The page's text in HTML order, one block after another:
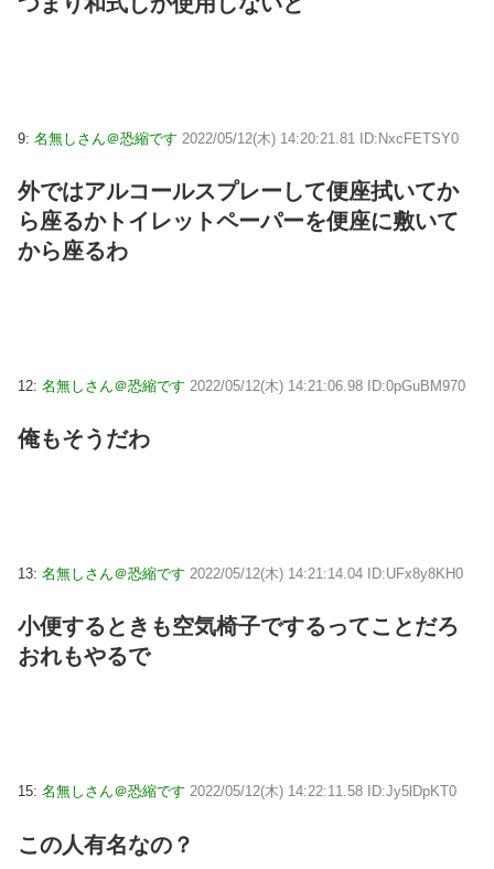
9: 名無しさん＠恐縮です 2022/05/12(木) 14:20:21.81 ID:NxcFETSY0
外ではアルコールスプレーして便座拭いてか
ら座るかトイレットペーパーを便座に敷いて
から座るわ
12: 名無しさん＠恐縮です 2022/05/12(木) 14:21:06.98 ID:0pGuBM970
俺もそうだわ
13: 名無しさん＠恐縮です 2022/05/12(木) 14:21:14.04 ID:UFx8y8KH0
小便するときも空気椅子でするってことだろ
おれもやるで
15: 名無しさん＠恐縮です 2022/05/12(木) 14:22:11.58 ID:Jy5lDpKT0
この人有名なの？